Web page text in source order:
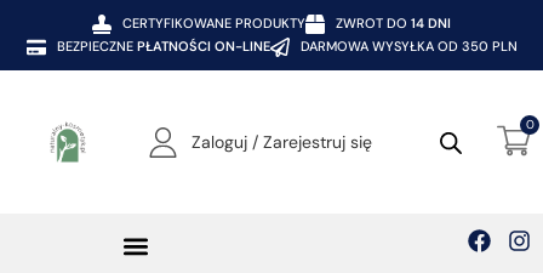
CERTYFIKOWANE PRODUKTY ZWROT DO 14 DNI
BEZPIECZNE PŁATNOŚCI ON-LINE DARMOWA WYSYŁKA OD 350 PLN
Zaloguj / Zarejestruj się
0